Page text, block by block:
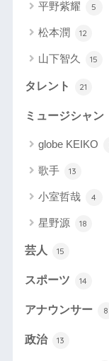
平野紫耀 5
松本潤 12
山下智久 15
タレント 21
ミュージシャン
globe KEIKO
歌手 13
小室哲哉 4
星野源 18
芸人 15
スポーツ 14
アナウンサー 8
政治 13